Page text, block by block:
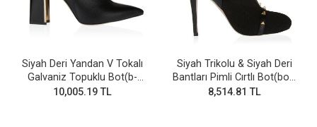
Siyah Deri Yandan V Tokalı
Galvaniz Topuklu Bot(b-
28v)
10,005.19 TL
Siyah Trikolu & Siyah Deri
Bantları Pimli Cırtlı Bot(bot-
255)
8,514.81 TL